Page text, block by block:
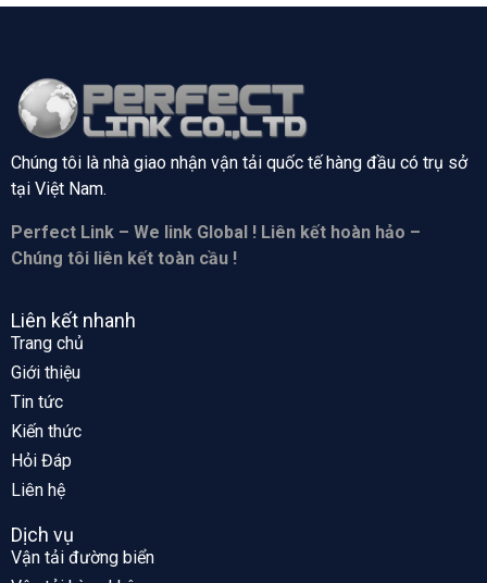
Chúng tôi là nhà giao nhận vận tải quốc tế hàng đầu có trụ sở
tại Việt Nam.
Perfect Link – We link Global ! Liên kết hoàn hảo –
Chúng tôi liên kết toàn cầu !
Liên kết nhanh
Trang chủ
Giới thiệu
Tin tức
Kiến thức
Hỏi Đáp
Liên hệ
Dịch vụ
Vận tải đường biển